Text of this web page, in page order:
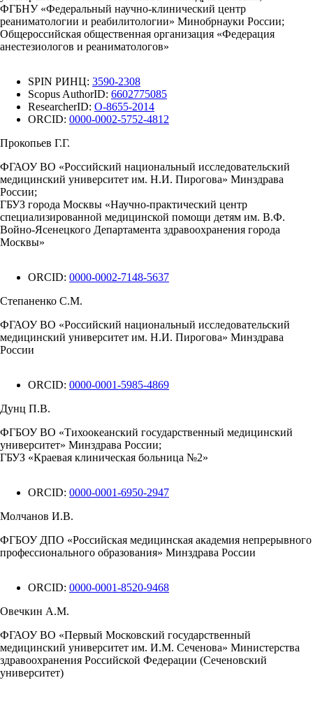
ФГБНУ «Федеральный научно-клинический центр
реаниматологии и реабилитологии» Минобрнауки России;
Общероссийская общественная организация «Федерация
анестезиологов и реаниматологов»
SPIN РИНЦ: 3590-2308
Scopus AuthorID: 6602775085
ResearcherID: O-8655-2014
ORCID: 0000-0002-5752-4812
Прокопьев Г.Г.
ФГАОУ ВО «Российский национальный исследовательский
медицинский университет им. Н.И. Пирогова» Минздрава
России;
ГБУЗ города Москвы «Научно-практический центр
специализированной медицинской помощи детям им. В.Ф.
Войно-Ясенецкого Департамента здравоохранения города
Москвы»
ORCID: 0000-0002-7148-5637
Степаненко С.М.
ФГАОУ ВО «Российский национальный исследовательский
медицинский университет им. Н.И. Пирогова» Минздрава
России
ORCID: 0000-0001-5985-4869
Дунц П.В.
ФГБОУ ВО «Тихоокеанский государственный медицинский
университет» Минздрава России;
ГБУЗ «Краевая клиническая больница №2»
ORCID: 0000-0001-6950-2947
Молчанов И.В.
ФГБОУ ДПО «Российская медицинская академия непрерывного
профессионального образования» Минздрава России
ORCID: 0000-0001-8520-9468
Овечкин А.М.
ФГАОУ ВО «Первый Московский государственный
медицинский университет им. И.М. Сеченова» Министерства
здравоохранения Российской Федерации (Сеченовский
университет)